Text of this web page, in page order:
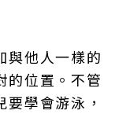
與他人一樣的
的位置。不管
學會游泳，